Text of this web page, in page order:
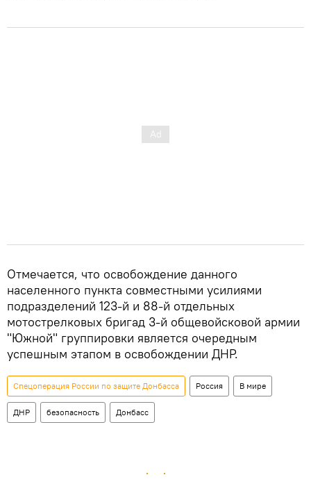
Отмечается, что освобождение данного
населенного пункта совместными усилиями
подразделений 123-й и 88-й отдельных
мотострелковых бригад 3-й общевойсковой армии
"Южной" группировки является очередным
успешным этапом в освобождении ДНР.
Спецоперация России по защите Донбасса Россия В мире
ДНР безопасность Донбасс